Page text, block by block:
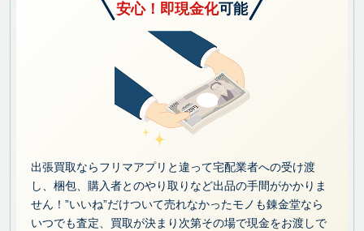
安心！即現金化可能
出張買取ならフリマアプリと違って宅配業者への受け渡
し、梱包、購入者とのやり取りなど出品の手間がかかりま
せん！”いいね”だけついて売れなかったモノも錬金堂なら
いつでも査定、買取が決まり次第その場で現金をお渡しで